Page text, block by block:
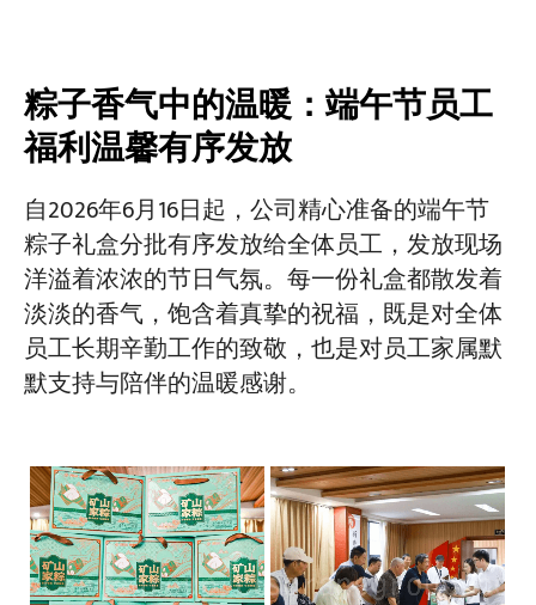
项目介绍
博客
应用
关于我们
联系我们
粽子香气中的温暖：端午节员工
福利温馨有序发放
自2026年6月16日起，公司精心准备的端午节
粽子礼盒分批有序发放给全体员工，发放现场
洋溢着浓浓的节日气氛。每一份礼盒都散发着
淡淡的香气，饱含着真挚的祝福，既是对全体
员工长期辛勤工作的致敬，也是对员工家属默
默支持与陪伴的温暖感谢。